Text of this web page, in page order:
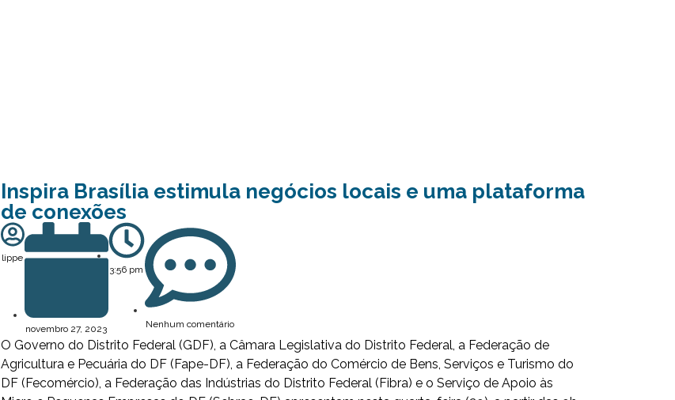
Inspira Brasília estimula negócios locais e uma plataforma
de conexões
lippe
novembro 27, 2023
3:56 pm
Nenhum comentário
O Governo do Distrito Federal (GDF), a Câmara Legislativa do Distrito Federal, a Federação de
Agricultura e Pecuária do DF (Fape-DF), a Federação do Comércio de Bens, Serviços e Turismo do
DF (Fecomércio), a Federação das Indústrias do Distrito Federal (Fibra) e o Serviço de Apoio às